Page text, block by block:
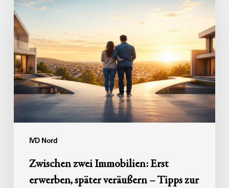
IVD Nord
zwei
Immobilien:
Erst
erwerben,
später
veräußern
–
Tipps
zur
Zwischenfinanzierung
Zwischen zwei Immobilien: Erst
erwerben, später veräußern – Tipps zur